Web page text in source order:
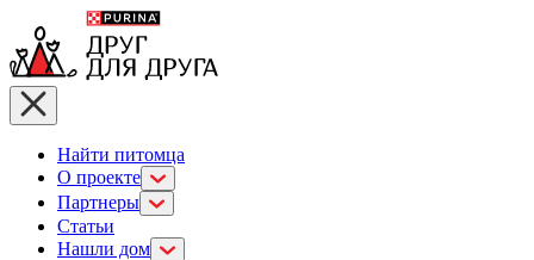
Найти питомца
О проекте
Партнеры
Статьи
Нашли дом